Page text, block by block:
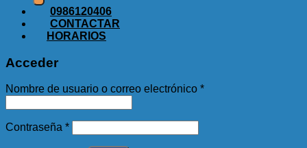
0986120406
CONTACTAR
HORARIOS
Acceder
Nombre de usuario o correo electrónico *
Contraseña *